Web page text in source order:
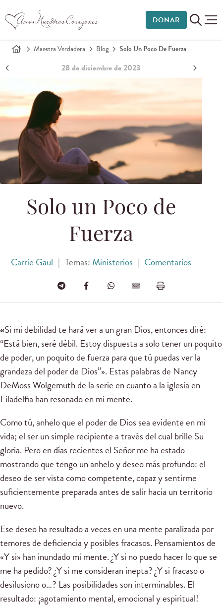
DONAR
Maestra Verdadera Blog Solo Un Poco De Fuerza
28 de diciembre de 2023
Solo un Poco de
Fuerza
Carrie Gaul | Temas: Ministerios | Comentarios
«Si mi debilidad te hará ver a un gran Dios, entonces diré:
“Está bien, seré débil. Estoy dispuesta a solo tener un poquito
de poder, un poquito de fuerza para que tú puedas ver la
grandeza del poder de Dios”». Estas palabras de Nancy
DeMoss Wolgemuth de la serie en cuanto a la iglesia en
Filadelfia han resonado en mi mente.
Como tú, anhelo que el poder de Dios sea evidente en mi
vida; el ser un simple recipiente a través del cual brille Su
gloria. Pero en días recientes el Señor me ha estado
mostrando que tengo un anhelo y deseo más profundo: el
deseo de ser vista como competente, capaz y sentirme
suficientemente preparada antes de salir hacia un territorio
nuevo.
Ese deseo ha resultado a veces en una mente paralizada por
temores de deficiencia y posibles fracasos. Pensamientos de
«Y si» han inundado mi mente. ¿Y si no puedo hacer lo que se
me ha pedido? ¿Y si me consideran inepta? ¿Y si fracaso o
desilusiono o…? Las posibilidades son interminables. El
resultado: ¡agotamiento mental, emocional y espiritual!